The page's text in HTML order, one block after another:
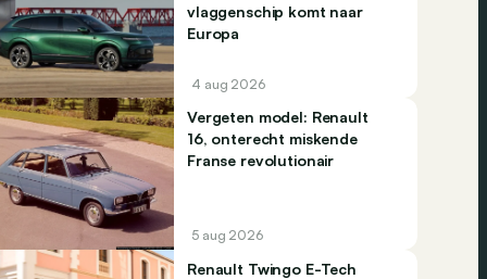
vlaggenschip komt naar
Europa
4 aug 2026
Vergeten model: Renault
16, onterecht miskende
Franse revolutionair
5 aug 2026
Renault Twingo E-Tech